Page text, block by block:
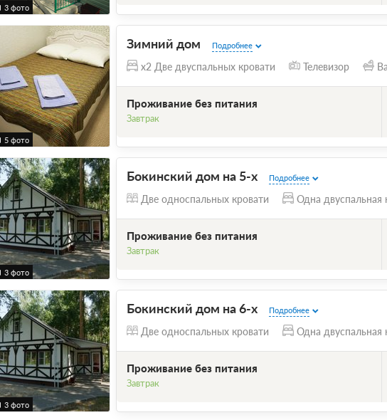
3 фото
5 фото
Зимний дом Подробнее
x2 Две двуспальных кровати Телевизор
Проживание без питания
Завтрак
3 фото
Бокинский дом на 5-х Подробнее
Две односпальных кровати Одна двуспальная
Проживание без питания
Завтрак
3 фото
Бокинский дом на 6-х Подробнее
Две односпальных кровати Одна двуспальная
Проживание без питания
Завтрак